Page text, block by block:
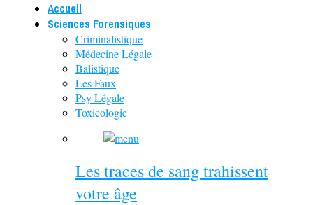
Accueil
Sciences Forensiques
Criminalistique
Médecine Légale
Balistique
Les Faux
Psy Légale
Toxicologie
Les traces de sang trahissent
votre âge